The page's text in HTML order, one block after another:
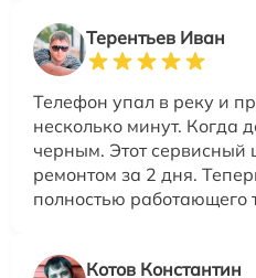
Терентьев Иван
Телефон упал в реку и
несколько минут. Когда
черным. Этот сервисный
ремонтом за 2 дня.
полностью работающего
Котов Константин